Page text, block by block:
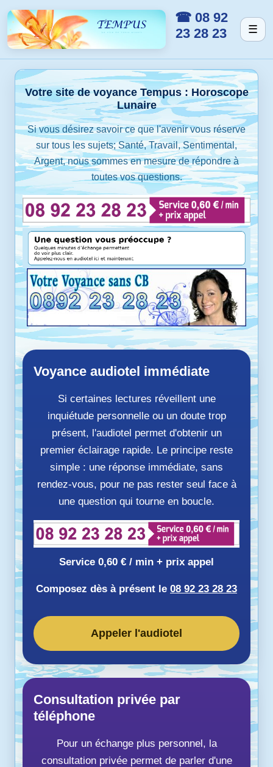
☎ 08 92
23 28 23
☰
Votre site de voyance Tempus : Horoscope
Lunaire
Si vous désirez savoir ce que l'avenir vous réserve
sur tous les sujets; Santé, Travail, Sentimental,
Argent, nous sommes en mesure de répondre à
toutes vos questions.
Voyance audiotel immédiate
Si certaines lectures réveillent une
inquiétude personnelle ou un doute trop
présent, l'audiotel permet d'obtenir un
premier éclairage rapide. Le principe reste
simple : une réponse immédiate, sans
rendez-vous, pour ne pas rester seul face à
une question qui tourne en boucle.
Service 0,60 € / min + prix appel
Composez dès à présent le 08 92 23 28 23
Appeler l'audiotel
Consultation privée par
téléphone
Pour un échange plus personnel, la
consultation privée permet de parler d'une